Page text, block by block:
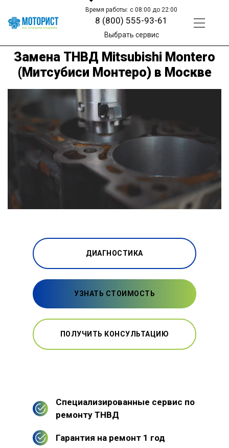
Время работы: с 08:00 до 22:00
8 (800) 555-93-61
Выбрать сервис
Замена ТНВД Mitsubishi Montero
(Митсубиси Монтеро) в Москве
ДИАГНОСТИКА
УЗНАТЬ СТОИМОСТЬ
ПОЛУЧИТЬ КОНСУЛЬТАЦИЮ
Специализированные сервис по
ремонту ТНВД
Гарантия на ремонт 1 год